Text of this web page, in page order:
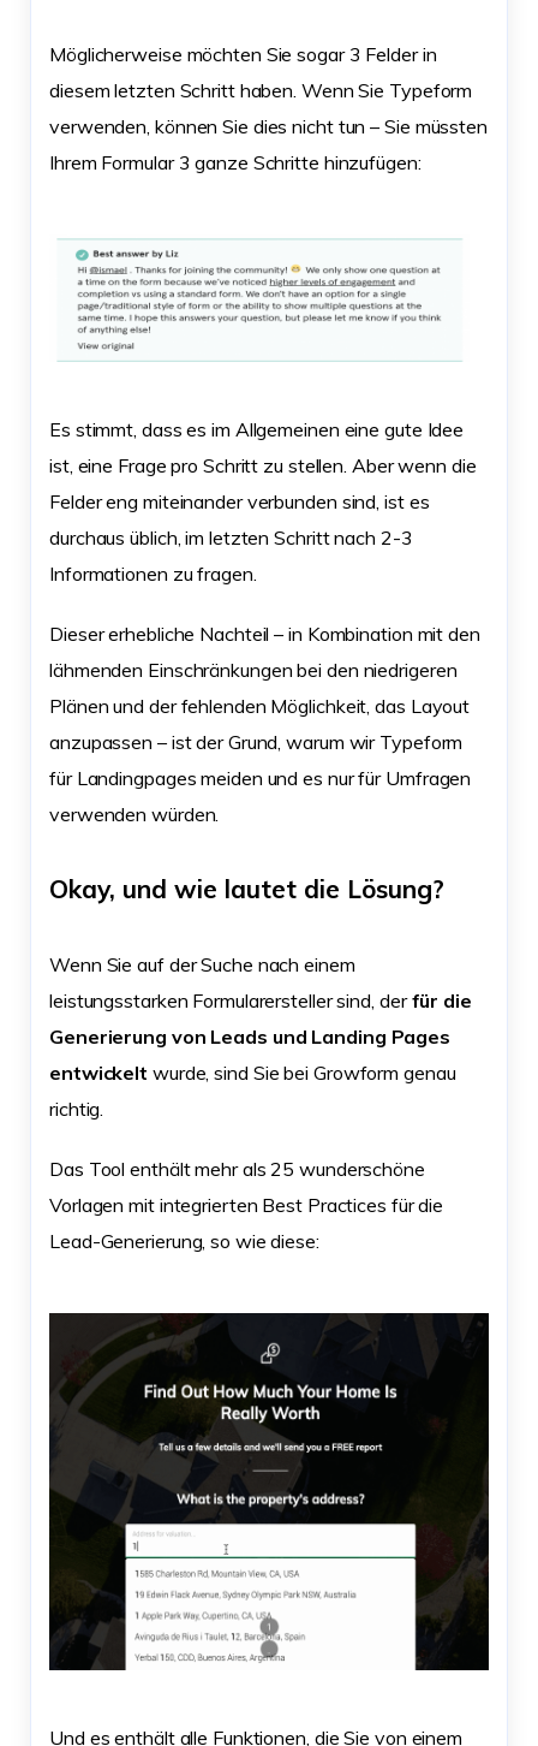
Möglicherweise möchten Sie sogar 3 Felder in
diesem letzten Schritt haben. Wenn Sie Typeform
verwenden, können Sie dies nicht tun – Sie müssten
Ihrem Formular 3 ganze Schritte hinzufügen:
Es stimmt, dass es im Allgemeinen eine gute Idee
ist, eine Frage pro Schritt zu stellen. Aber wenn die
Felder eng miteinander verbunden sind, ist es
durchaus üblich, im letzten Schritt nach 2-3
Informationen zu fragen.
Dieser erhebliche Nachteil – in Kombination mit den
lähmenden Einschränkungen bei den niedrigeren
Plänen und der fehlenden Möglichkeit, das Layout
anzupassen – ist der Grund, warum wir Typeform
für Landingpages meiden und es nur für Umfragen
verwenden würden.
Okay, und wie lautet die Lösung?
Wenn Sie auf der Suche nach einem
leistungsstarken Formularersteller sind, derfür die
Generierung von Leads und Landing Pages
entwickelt wurde, sind Sie bei Growform genau
richtig.
Das Tool enthält mehr als 25 wunderschöne
Vorlagen mit integrierten Best Practices für die
Lead-Generierung, so wie diese:
Und es enthält alle Funktionen, die Sie von einem